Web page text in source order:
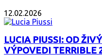
12.02.2026
LUCIA PIUSSI: OD
VÝPOVEDI TERRIBLE